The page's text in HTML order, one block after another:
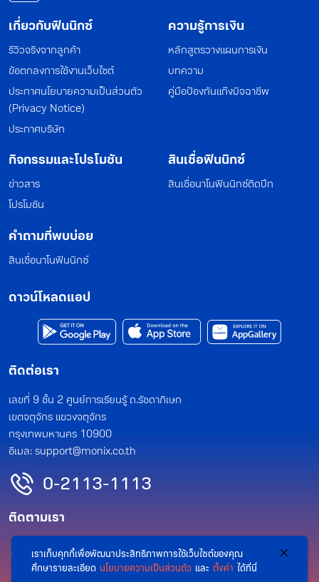
เกี่ยวกับฟินนิกซ์
รีวิวจริงจากลูกค้า
ข้อตกลงการใช้งานเว็บไซต์
ประกาศนโยบายความเป็นส่วนตัว
(Privacy Notice)
ประกาศบริษัท
ความรู้การเงิน
หลักสูตรวางแผนการเงิน
บทความ
คู่มือป้องกันแก๊งมิจฉาชีพ
กิจกรรมและโปรโมชัน
ข่าวสาร
โปรโมชัน
สินเชื่อฟินนิกซ์
สินเชื่อนาโนฟินนิกซ์ติดปีก
คำถามที่พบบ่อย
สินเชื่อนาโนฟินนิกซ์
ดาวน์โหลดแอป
ติดต่อเรา
เลขที่ 9 ชั้น 2 ศูนย์การเรียนรู้ ถ.รัชดาภิเษก
เขตจตุจักร แขวงจตุจักร
กรุงเทพมหานคร 10900
อีเมล:support@monix.co.th
0-2113-1113
ติดตามเรา
เราเก็บคุกกี้เพื่อพัฒนาประสิทธิภาพการใช้เว็บไซต์ของคุณ
ศึกษารายละเอียด นโยบายความเป็นส่วนตัว และ ตั้งค่า ได้ที่นี่